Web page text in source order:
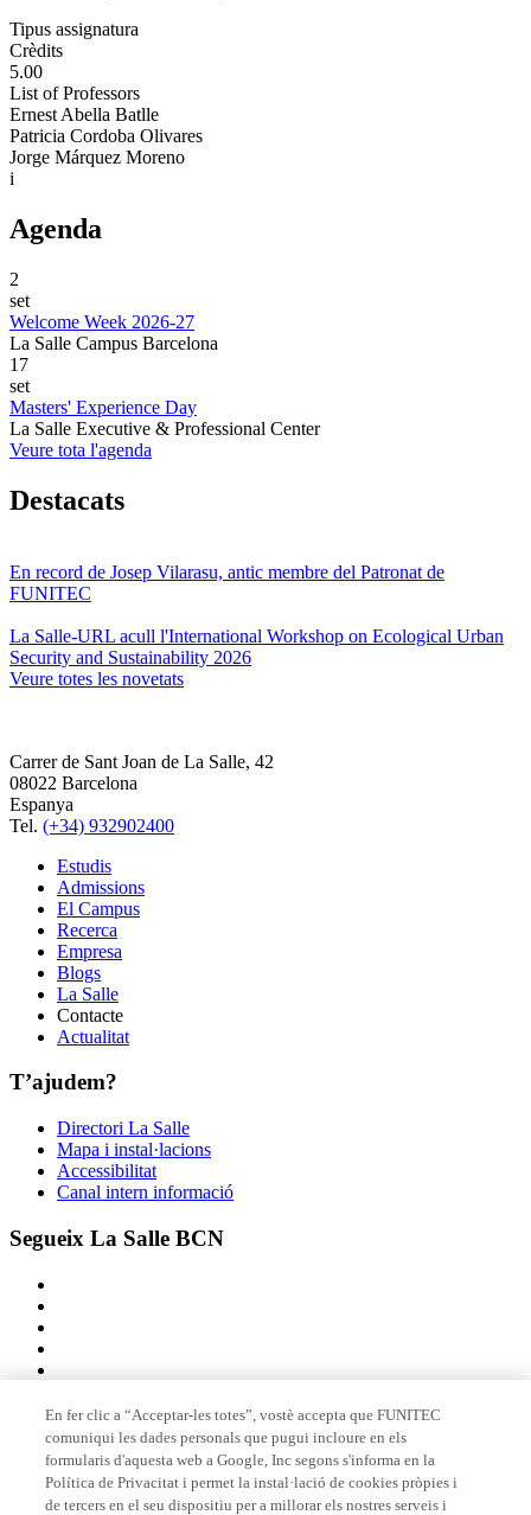
Tipus assignatura
Crèdits
5.00
List of Professors
Ernest Abella Batlle
Patricia Cordoba Olivares
Jorge Márquez Moreno
i
Agenda
2
set
Welcome Week 2026-27
La Salle Campus Barcelona
17
set
Masters' Experience Day
La Salle Executive & Professional Center
Veure tota l'agenda
Destacats
En record de Josep Vilarasu, antic membre del Patronat de
FUNITEC
La Salle-URL acull l'International Workshop on Ecological Urban
Security and Sustainability 2026
Veure totes les novetats
Carrer de Sant Joan de La Salle, 42
08022 Barcelona
Espanya
Tel. (+34) 932902400
Estudis
Admissions
El Campus
Recerca
Empresa
Blogs
La Salle
Contacte
Actualitat
T’ajudem?
Directori La Salle
Mapa i instal·lacions
Accessibilitat
Canal intern informació
Segueix La Salle BCN
Membre de
En fer clic a “Acceptar-les totes”, vostè accepta que FUNITEC
comuniqui les dades personals que pugui incloure en els
formularis d'aquesta web a Google, Inc segons s'informa en la
Política de Privacitat i permet la instal·lació de cookies pròpies i
de tercers en el seu dispositiu per a millorar els nostres serveis i